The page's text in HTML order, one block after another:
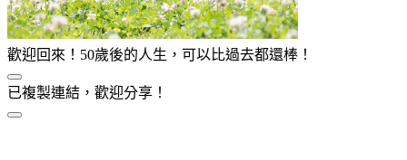
歡迎回來！50歲後的人生，可以比過去都還棒！
已複製連結，歡迎分享！